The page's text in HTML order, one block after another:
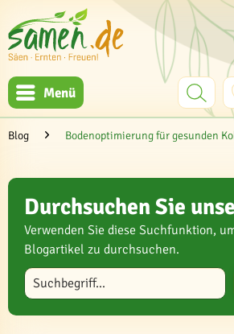
Menü
Blog Bodenoptimierung für gesunden
Durchsuchen Sie
Verwenden Sie diese Suchfunktion,
Blogartikel zu durchsuchen.
Blog durchsuchen